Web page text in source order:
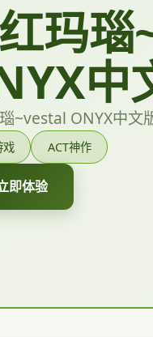
玛瑙
中
~vestal ONYX中文
戏 ACT神作
即体验